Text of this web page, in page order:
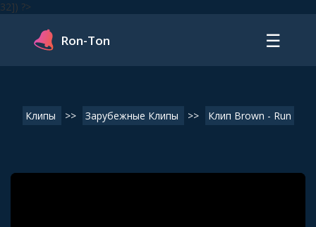
32]) ?>
Ron-Ton ☰
Клипы >> Зарубежные Клипы >> Клип Brown - Run